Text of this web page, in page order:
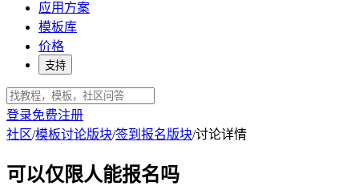
应用方案
模板库
价格
支持
登录免费注册
社区/模板讨论版块/签到报名版块/讨论详情
可以仅限人能报名吗